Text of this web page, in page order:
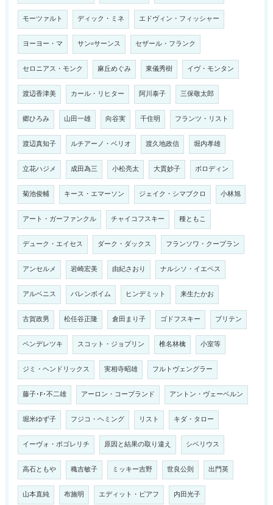
モーツァルト ディック・ミネ エドヴィン・フィッシャー
ヨーヨー・マ サン=サーンス セザール・フランク
セロニアス・モンク 麻丘めぐみ 東儀秀樹 イヴ・モンタン
渡辺香津美 カール・リヒター 阿川泰子 三保敬太郎
郷ひろみ 山田一雄 向谷実 千住明 フランツ・リスト
渡辺真知子 ルチアーノ・ベリオ 渡久地政信 堀内孝雄
立花ハジメ 成田為三 小松亮太 大貫妙子 ボロディン
菊池俊輔 キース・エマーソン ジェイク・シマブクロ 小林旭
アート・ガーファンクル チャイコフスキー 種ともこ
デューク・エイセス ダーク・ダックス フランソワ・クープラン
アンセルメ 岩崎宏美 由紀さおり ナルシソ・イエペス
アルベニス バレンボイム ヒンデミット 来生たかお
古賀政男 松任谷正隆 倉田まり子 ゴドフスキー ブリテン
ペンデレツキ スコット・ジョプリン 椎名林檎 小室等
ジミ・ヘンドリックス 実相寺昭雄 フルトヴェングラー
藤子･F･不二雄 アーロン・コープランド アントン・ヴェーベルン
堀米ゆず子 フジコ・ヘミング リスト キダ・タロー
イーヴォ・ポゴレリチ 原因と結果の取り違え シベリウス
高石ともや 穐吉敏子 ミッキー吉野 世良公則 出門英
山本直純 布施明 エディット・ピアフ 内田光子